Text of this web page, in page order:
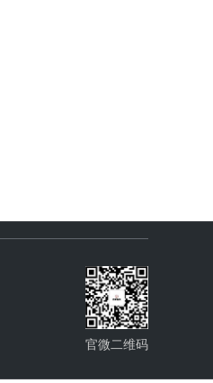
官微二维码